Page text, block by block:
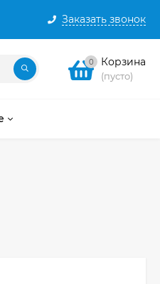
Заказать звонок
0 Корзина
(пусто)